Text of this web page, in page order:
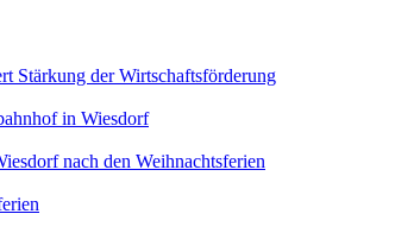
Stärkung der Wirtschaftsförderung
in Wiesdorf
nach den Weihnachtsferien